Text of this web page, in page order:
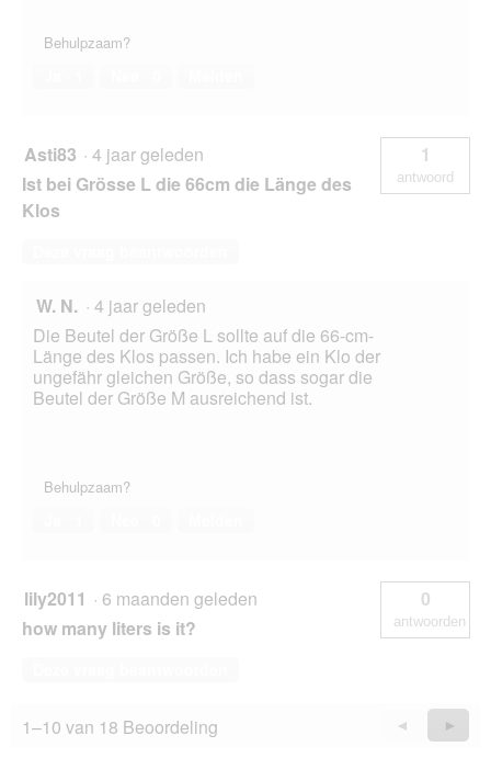
Behulpzaam?
Asti83 · 4 jaar geleden
Ist bei Grösse L die 66cm die Länge des
Klos
1
antwoord
W. N. · 4 jaar geleden
Die Beutel der Größe L sollte auf die 66-cm-
Länge des Klos passen. Ich habe ein Klo der
ungefähr gleichen Größe, so dass sogar die
Beutel der Größe M ausreichend ist.
Behulpzaam?
lily2011 · 6 maanden geleden
how many liters is it?
0
antwoorden
1–10 van 18 Beoordeling
Vorige
Questions
◄ ►